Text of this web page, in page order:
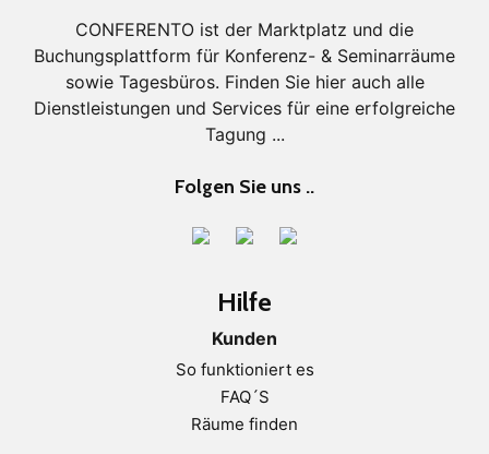
CONFERENTO ist der Marktplatz und die
Buchungsplattform für Konferenz- & Seminarräume
sowie Tagesbüros. Finden Sie hier auch alle
Dienstleistungen und Services für eine erfolgreiche
Tagung ...
Folgen Sie uns ..
Hilfe
Kunden
So funktioniert es
FAQ´S
Räume finden